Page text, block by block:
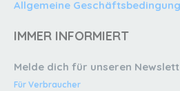
Allgemeine
IMMER INFORMIERT
Melde dich für unseren
Für Verbraucher